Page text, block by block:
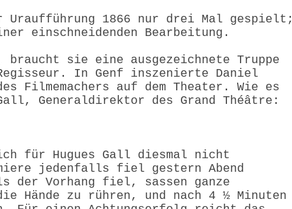
1866 nur drei Mal gespielt;
einschneidenden Bearbeitung.
braucht sie eine ausgezeichnete Truppe
In Genf inszenierte Daniel
Filmemachers auf dem Theater. Wie es
Generaldirektor des Grand Théâtre:
für Hugues Gall diesmal nicht
jedenfalls fiel gestern Abend
der Vorhang fiel, sassen ganze
Hände zu rühren, und nach 4 ½ Minuten